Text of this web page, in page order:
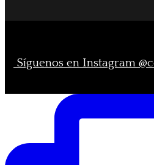
Síguenos en Instagram